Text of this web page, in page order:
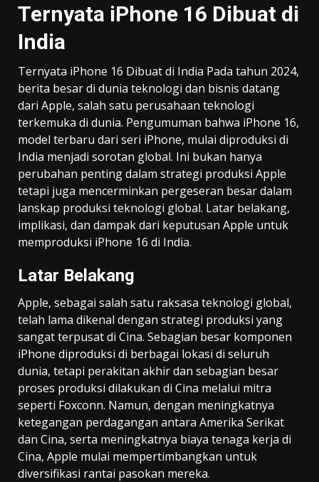
Ternyata iPhone 16 Dibuat di
India
Ternyata iPhone 16 Dibuat di India Pada tahun 2024,
berita besar di dunia teknologi dan bisnis datang
dari Apple, salah satu perusahaan teknologi
terkemuka di dunia. Pengumuman bahwa iPhone 16,
model terbaru dari seri iPhone, mulai diproduksi di
India menjadi sorotan global. Ini bukan hanya
perubahan penting dalam strategi produksi Apple
tetapi juga mencerminkan pergeseran besar dalam
lanskap produksi teknologi global. Latar belakang,
implikasi, dan dampak dari keputusan Apple untuk
memproduksi iPhone 16 di India.
Latar Belakang
Apple, sebagai salah satu raksasa teknologi global,
telah lama dikenal dengan strategi produksi yang
sangat terpusat di Cina. Sebagian besar komponen
iPhone diproduksi di berbagai lokasi di seluruh
dunia, tetapi perakitan akhir dan sebagian besar
proses produksi dilakukan di Cina melalui mitra
seperti Foxconn. Namun, dengan meningkatnya
ketegangan perdagangan antara Amerika Serikat
dan Cina, serta meningkatnya biaya tenaga kerja di
Cina, Apple mulai mempertimbangkan untuk
diversifikasi rantai pasokan mereka.